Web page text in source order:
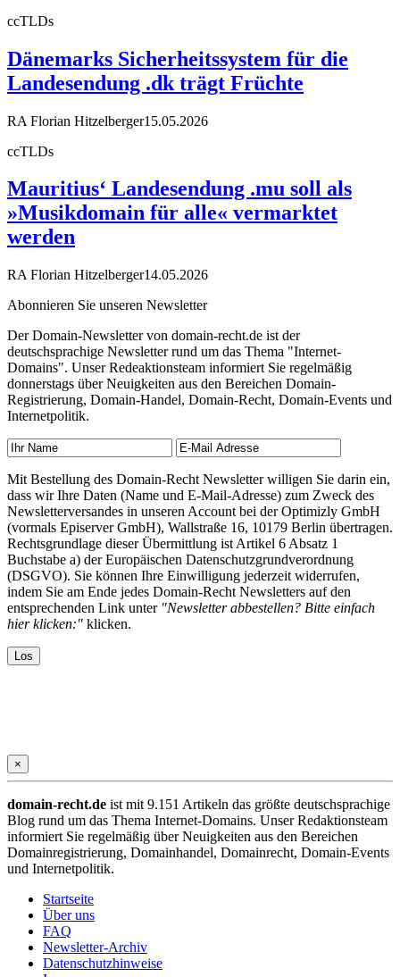
ccTLDs
Dänemarks Sicherheitssystem für die
Landesendung .dk trägt Früchte
RA Florian Hitzelberger15.05.2026
ccTLDs
Mauritius‘ Landesendung .mu soll als
»Musikdomain für alle« vermarktet
werden
RA Florian Hitzelberger14.05.2026
Abonnieren Sie unseren Newsletter
Der Domain-Newsletter von domain-recht.de ist der
deutschsprachige Newsletter rund um das Thema "Internet-
Domains". Unser Redeaktionsteam informiert Sie regelmäßig
donnerstags über Neuigkeiten aus den Bereichen Domain-
Registrierung, Domain-Handel, Domain-Recht, Domain-Events und
Internetpolitik.
Mit Bestellung des Domain-Recht Newsletter willigen Sie darin ein,
dass wir Ihre Daten (Name und E-Mail-Adresse) zum Zweck des
Newsletterversandes in unseren Account bei der Optimizly GmbH
(vormals Episerver GmbH), Wallstraße 16, 10179 Berlin übertragen.
Rechtsgrundlage dieser Übermittlung ist Artikel 6 Absatz 1
Buchstabe a) der Europäischen Datenschutzgrundverordnung
(DSGVO). Sie können Ihre Einwilligung jederzeit widerrufen,
indem Sie am Ende jedes Domain-Recht Newsletters auf den
entsprechenden Link unter "Newsletter abbestellen? Bitte einfach
hier klicken:" klicken.
×
domain-recht.de ist mit 9.151 Artikeln das größte deutschsprachige
Blog rund um das Thema Internet-Domains. Unser Redaktionsteam
informiert Sie regelmäßig über Neuigkeiten aus den Bereichen
Domainregistrierung, Domainhandel, Domainrecht, Domain-Events
und Internetpolitik.
Startseite
Über uns
FAQ
Newsletter-Archiv
Datenschutzhinweise